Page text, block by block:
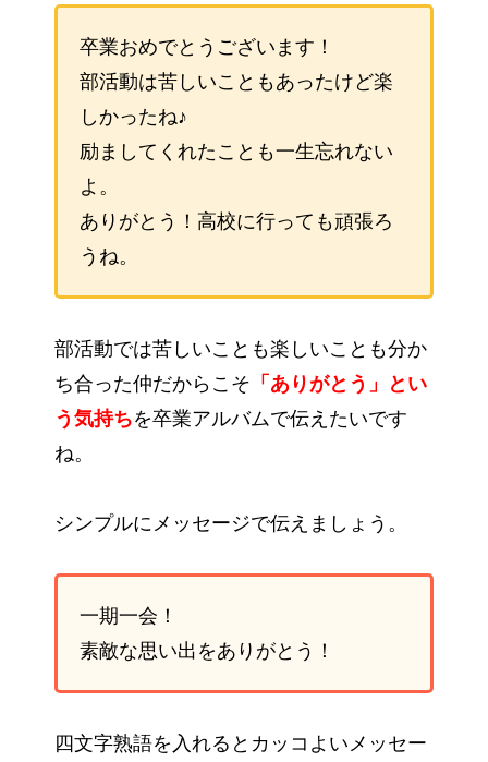
卒業おめでとうございます！
部活動は苦しいこともあったけど楽
しかったね♪
励ましてくれたことも一生忘れない
よ。
ありがとう！高校に行っても頑張ろ
うね。
部活動では苦しいことも楽しいことも分か
ち合った仲だからこそ 「ありがとう」とい
う気持ちを卒業アルバムで伝えたいです
ね。
シンプルにメッセージで伝えましょう。
一期一会！
素敵な思い出をありがとう！
四文字熟語を入れるとカッコよいメッセー